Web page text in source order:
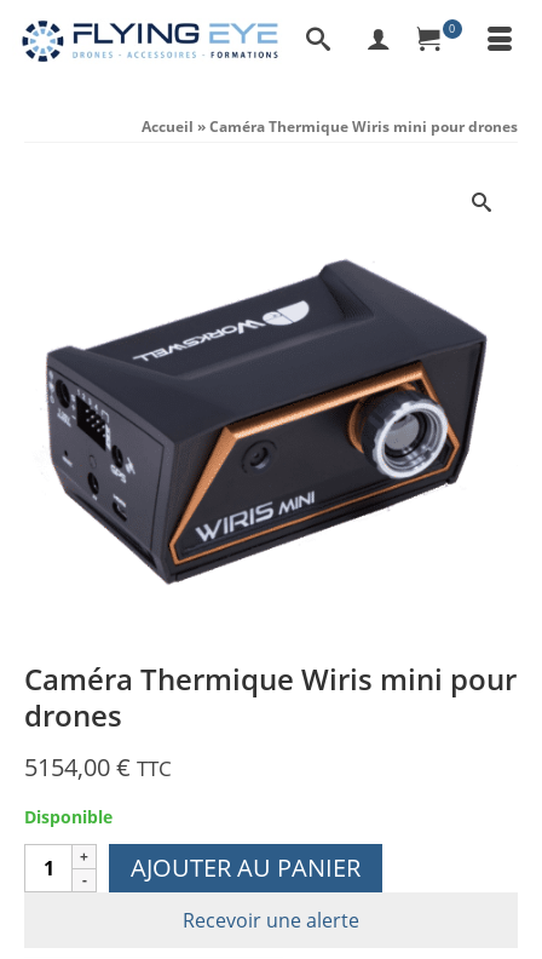
0
Accueil »Caméra Thermique Wiris mini pour drones
Caméra Thermique Wiris mini pour
drones
5154,00€ TTC
Disponible
quantité
de
AJOUTER AU PANIER
Recevoir une alerte